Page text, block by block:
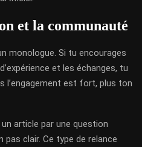
et la communauté
monologue. Si tu encourages
et les échanges, tu
l’engagement est fort, plus ton
article par une question
clair. Ce type de relance